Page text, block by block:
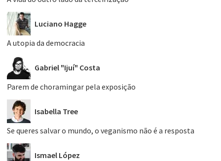
Luciano Hagge
A utopia da democracia
Gabriel "Ijuí" Costa
Parem de choramingar pela exposição
Isabella Tree
Se queres salvar o mundo, o veganismo não é a resposta
Ismael López